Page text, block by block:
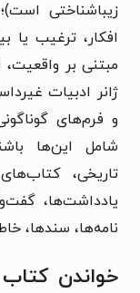
زیباشناختی
افکار، ترغیب یا
مبتنی بر
ژانر ادبیات
و فرم‌های
شامل این‌ها
تاریخی،
یادداشت‌ها،
نامه‌ها، سندها،
خواندن